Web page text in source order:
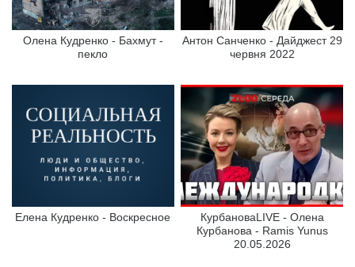
Олена Кудренко - Бахмут -
пекло
Антон Санченко - Дайджест 29
червня 2022
Елена Кудренко - Воскресное
КурбановаLIVE - Олена
Курбанова - Ramis Yunus
20.05.2026